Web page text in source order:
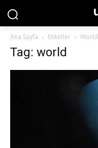
Ana Sayfa Etiketler World
Tag: world